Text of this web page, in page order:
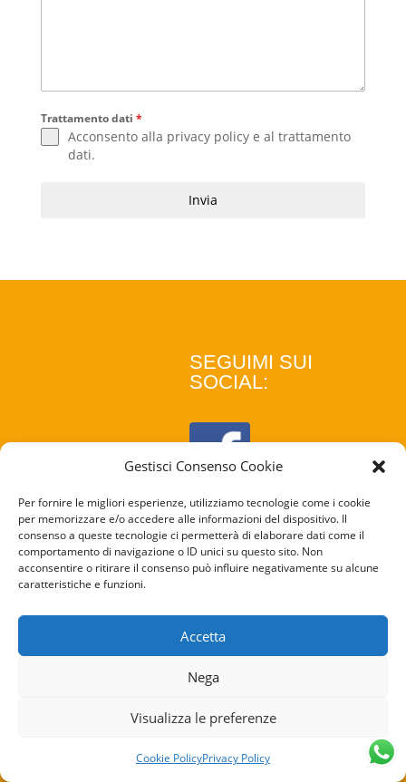
Gestisci Consenso Cookie
Per fornire le migliori esperienze, utilizziamo tecnologie come i cookie
per memorizzare e/o accedere alle informazioni del dispositivo. Il
consenso a queste tecnologie ci permetterà di elaborare dati come il
comportamento di navigazione o ID unici su questo sito. Non
acconsentire o ritirare il consenso può influire negativamente su alcune
caratteristiche e funzioni.
Accetta
Nega
Visualizza le preferenze
Cookie PolicyPrivacy Policy
Trattamento dati *
Acconsento alla privacy policye al trattamento
dati.
Invia
SEGUIMI SUI
SOCIAL:
COOKIE
POLICY
PRIVACY